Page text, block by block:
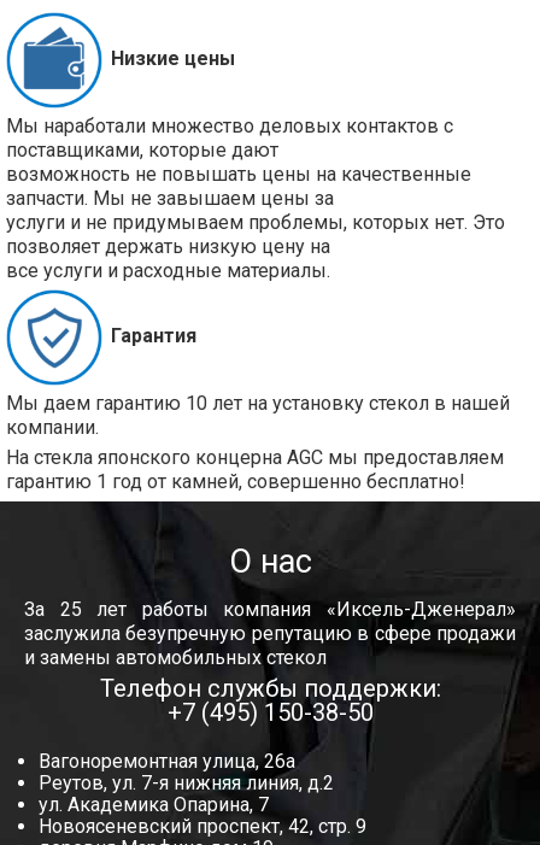
Низкие цены
Мы наработали множество деловых контактов с
поставщиками, которые дают
возможность не повышать цены на качественные
запчасти. Мы не завышаем цены за
услуги и не придумываем проблемы, которых нет. Это
позволяет держать низкую цену на
все услуги и расходные материалы.
Гарантия
Мы даем гарантию 10 лет на установку стекол в нашей
компании.
На стекла японского концерна AGC мы предоставляем
гарантию 1 год от камней, совершенно бесплатно!
О нас
За 25 лет работы компания «Иксель-Дженерал»
заслужила безупречную репутацию в сфере продажи
и замены автомобильных стекол
Телефон службы поддержки:
+7 (495) 150-38-50
Вагоноремонтная улица, 26а
Реутов, ул. 7-я нижняя линия, д.2
ул. Академика Опарина, 7
Новоясеневский проспект, 42, стр. 9